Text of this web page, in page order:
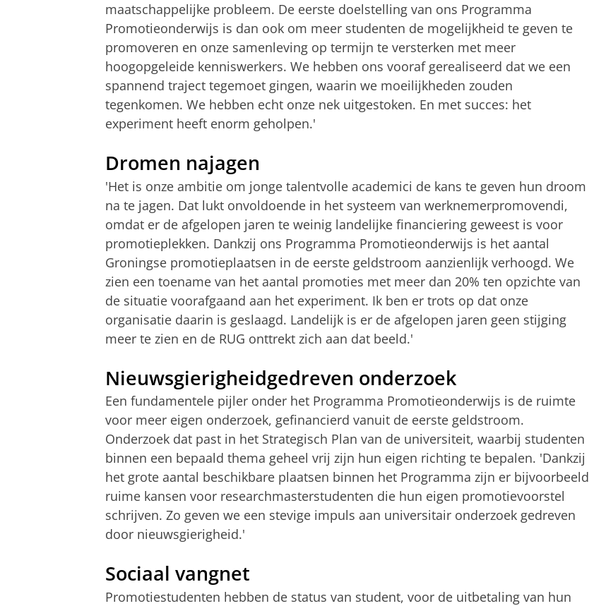
maatschappelijke probleem. De eerste doelstelling van ons Programma
Promotieonderwijs is dan ook om meer studenten de mogelijkheid te geven te
promoveren en onze samenleving op termijn te versterken met meer
hoogopgeleide kenniswerkers. We hebben ons vooraf gerealiseerd dat we een
spannend traject tegemoet gingen, waarin we moeilijkheden zouden
tegenkomen. We hebben echt onze nek uitgestoken. En met succes: het
experiment heeft enorm geholpen.'
Dromen najagen
'Het is onze ambitie om jonge talentvolle academici de kans te geven hun droom
na te jagen. Dat lukt onvoldoende in het systeem van werknemerpromovendi,
omdat er de afgelopen jaren te weinig landelijke financiering geweest is voor
promotieplekken. Dankzij ons Programma Promotieonderwijs is het aantal
Groningse promotieplaatsen in de eerste geldstroom aanzienlijk verhoogd. We
zien een toename van het aantal promoties met meer dan 20% ten opzichte van
de situatie voorafgaand aan het experiment. Ik ben er trots op dat onze
organisatie daarin is geslaagd. Landelijk is er de afgelopen jaren geen stijging
meer te zien en de RUG onttrekt zich aan dat beeld.'
Nieuwsgierigheidgedreven onderzoek
Een fundamentele pijler onder het Programma Promotieonderwijs is de ruimte
voor meer eigen onderzoek, gefinancierd vanuit de eerste geldstroom.
Onderzoek dat past in het Strategisch Plan van de universiteit, waarbij studenten
binnen een bepaald thema geheel vrij zijn hun eigen richting te bepalen. 'Dankzij
het grote aantal beschikbare plaatsen binnen het Programma zijn er bijvoorbeeld
ruime kansen voor researchmasterstudenten die hun eigen promotievoorstel
schrijven. Zo geven we een stevige impuls aan universitair onderzoek gedreven
door nieuwsgierigheid.'
Sociaal vangnet
Promotiestudenten hebben de status van student, voor de uitbetaling van hun